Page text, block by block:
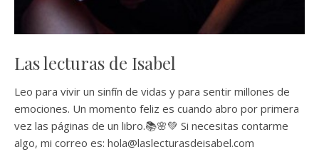
Las lecturas de Isabel
Leo para vivir un sinfín de vidas y para sentir millones de
emociones. Un momento feliz es cuando abro por primera
vez las páginas de un libro.📚🌸💚 Si necesitas contarme
algo, mi correo es: hola@laslecturasdeisabel.com